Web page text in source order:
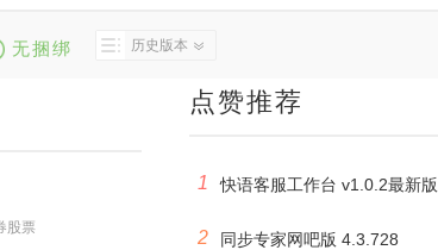
无捆绑 历史版本
股票
点赞推荐
1 快语客服工作台 v1.0.2最新版
2 同步专家网吧版 4.3.728